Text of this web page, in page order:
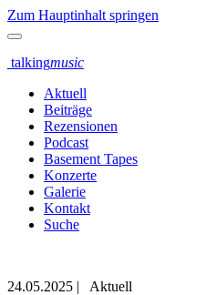
Zum Hauptinhalt springen
talkingmusic
Aktuell
Beiträge
Rezensionen
Podcast
Basement Tapes
Konzerte
Galerie
Kontakt
Suche
24.05.2025 | Aktuell